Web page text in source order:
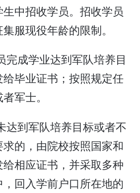
中招收学员。招收学员
服现役年龄的限制。
完成学业达到军队培养目
毕业证书；按照规定任
军士。
达到军队培养目标或者不
的，由院校按照国家和
相应证书，并采取多种
回入学前户口所在地的